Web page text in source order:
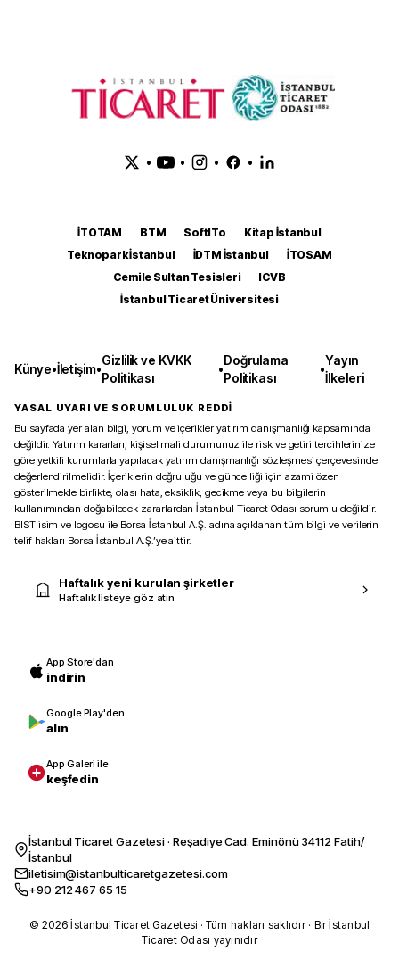
• • • •
İTOTAM BTM SoftITo
Kitap İstanbul
Teknopark İstanbul
İDTM İstanbul
İTOSAM
Cemile Sultan Tesisleri
ICVB
İstanbul Ticaret Üniversitesi
Künye•İletişim•
Gizlilik ve KVKK
Politikası
•
Doğrulama
Politikası
•
Yayın
İlkeleri
YASAL UYARI VE SORUMLULUK REDDİ
Bu sayfada yer alan bilgi, yorum ve içerikler yatırım danışmanlığı kapsamında
değildir. Yatırım kararları, kişisel mali durumunuz ile risk ve getiri tercihlerinize
göre yetkili kurumlarla yapılacak yatırım danışmanlığı sözleşmesi çerçevesinde
değerlendirilmelidir. İçeriklerin doğruluğu ve güncelliği için azami özen
gösterilmekle birlikte, olası hata, eksiklik, gecikme veya bu bilgilerin
kullanımından doğabilecek zararlardan İstanbul Ticaret Odası sorumlu değildir.
BIST isim ve logosu ile Borsa İstanbul A.Ş. adına açıklanan tüm bilgi ve verilerin
telif hakları Borsa İstanbul A.Ş.’ye aittir.
Haftalık yeni kurulan şirketler
Haftalık listeye göz atın
App Store'dan
indirin
Google Play'den
alın
App Galeri ile
keşfedin
İstanbul Ticaret Gazetesi · Reşadiye Cad. Eminönü 34112 Fatih/
İstanbul
iletisim@istanbulticaretgazetesi.com
+90 212 467 65 15
© 2026 İstanbul Ticaret Gazetesi · Tüm hakları saklıdır · Bir İstanbul
Ticaret Odası yayınıdır